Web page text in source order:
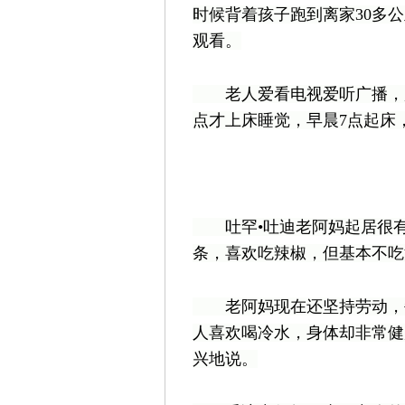
时候背着孩子跑到离家30多
观看。
老人爱看电视爱听广播，
点才上床睡觉，早晨7点起床
吐罕•吐迪老阿妈起居很有
条，喜欢吃辣椒，但基本不
老阿妈现在还坚持劳动，
人喜欢喝冷水，身体却非常
兴地说。